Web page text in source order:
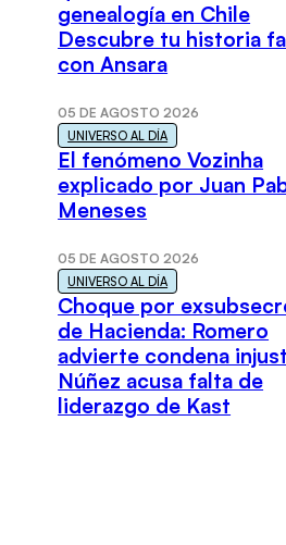
genealogía en Chile
Descubre tu historia
con Ansara
05 DE AGOSTO 2026
UNIVERSO AL DÍA
El fenómeno Vozinha
explicado por Juan
Meneses
05 DE AGOSTO 2026
UNIVERSO AL DÍA
Choque por
de Hacienda: Romero
advierte condena
Núñez acusa falta de
liderazgo de Kast